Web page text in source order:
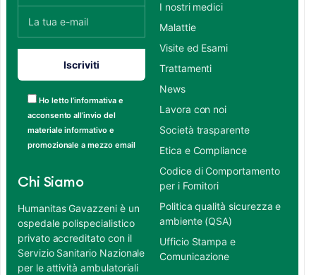
Ho letto l’informativa e
acconsento all’invio del
materiale informativo e
promozionale a mezzo email
Chi Siamo
Humanitas Gavazzeni è un
ospedale polispecialistico
privato accreditato con il
Servizio Sanitario Nazionale
per le attività ambulatoriali
I nostri medici
Malattie
Visite ed Esami
Trattamenti
News
Lavora con noi
Società trasparente
Etica e Compliance
Codice di Comportamento
per i Fornitori
Politica qualità sicurezza e
ambiente (QSA)
Ufficio Stampa e
Comunicazione